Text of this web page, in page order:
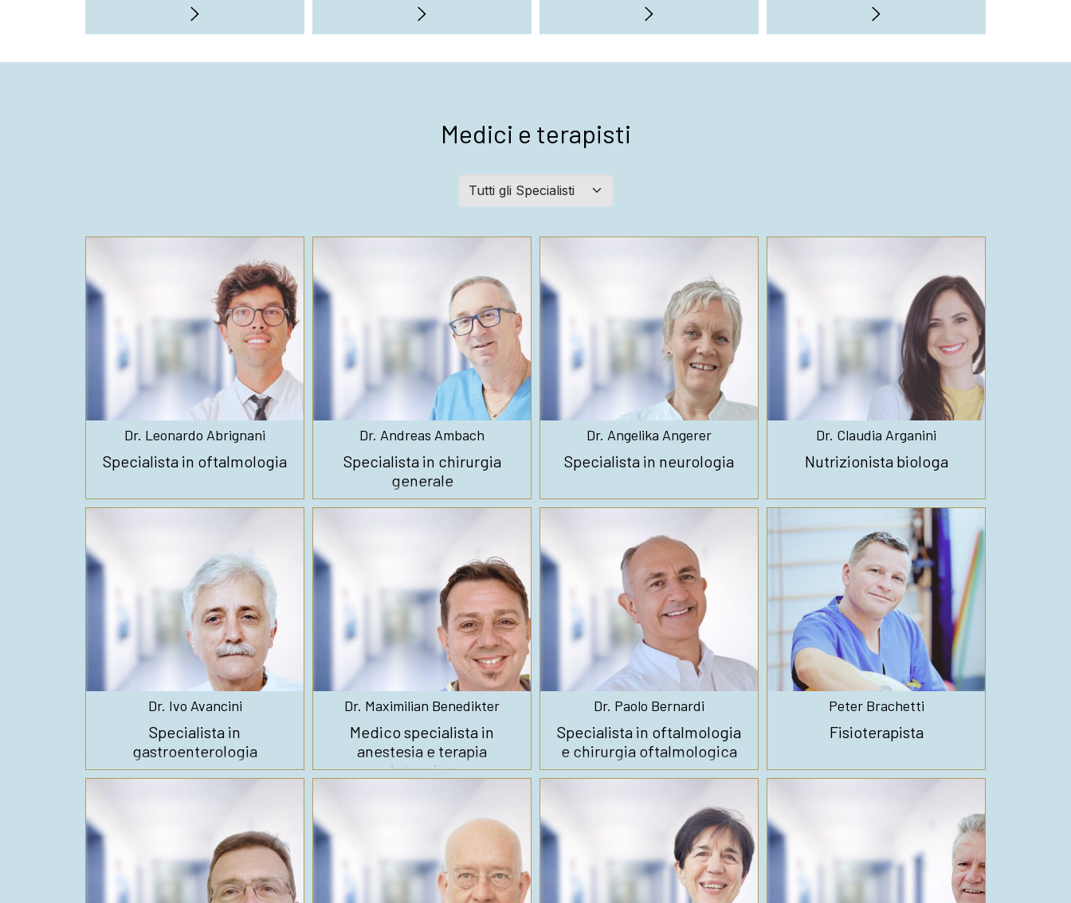
Medici e terapisti
Abteilungen
Dr. Leonardo Abrignani
Specialista in oftalmologia
Dr. Andreas Ambach
Specialista in chirurgia
generale
Dr. Angelika Angerer
Specialista in neurologia
Dr. Claudia Arganini
Nutrizionista biologa
Dr. Ivo Avancini
Specialista in
gastroenterologia
Dr. Maximilian Benedikter
Medico specialista in
anestesia e terapia
intensiva
Dr. Paolo Bernardi
Specialista in oftalmologia
e chirurgia oftalmologica
Peter Brachetti
Fisioterapista